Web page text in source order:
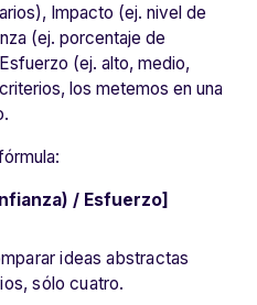
Impacto (ej. nivel de
(ej. porcentaje de
(ej. alto, medio,
los metemos en una
/ Esfuerzo]
ideas abstractas
sólo cuatro.